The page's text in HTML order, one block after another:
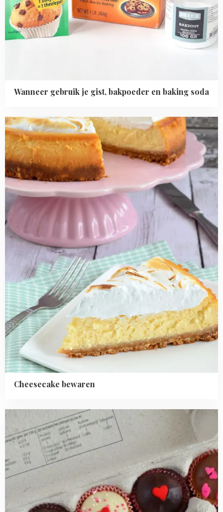
Wanneer gebruik je gist, bakpoeder en baking soda
Cheesecake bewaren
Read
more
about
Cheesecake
bewaren
more
about
cupcakes
verpakken
vervoeren